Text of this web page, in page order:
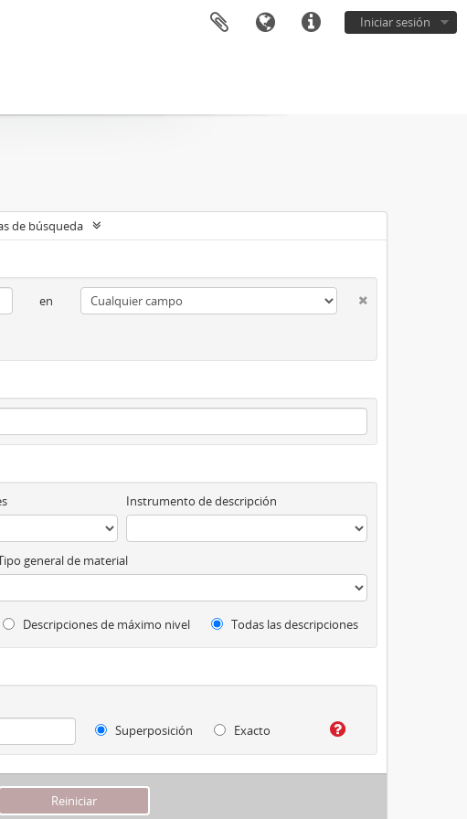
Iniciar sesión
de búsqueda
en
Instrumento de descripción
general de material
Descripciones de máximo nivel Todas las descripciones
Superposición
Exacto